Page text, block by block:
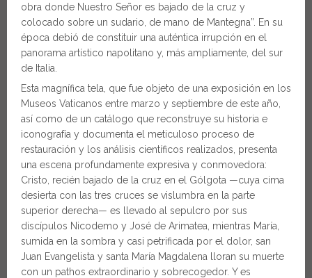
obra donde Nuestro Señor es bajado de la cruz y
colocado sobre un sudario, de mano de Mantegna”. En su
época debió de constituir una auténtica irrupción en el
panorama artístico napolitano y, más ampliamente, del sur
de Italia.
Esta magnífica tela, que fue objeto de una exposición en los
Museos Vaticanos entre marzo y septiembre de este año,
así como de un catálogo que reconstruye su historia e
iconografía y documenta el meticuloso proceso de
restauración y los análisis científicos realizados, presenta
una escena profundamente expresiva y conmovedora:
Cristo, recién bajado de la cruz en el Gólgota —cuya cima
desierta con las tres cruces se vislumbra en la parte
superior derecha— es llevado al sepulcro por sus
discípulos Nicodemo y José de Arimatea, mientras María,
sumida en la sombra y casi petrificada por el dolor, san
Juan Evangelista y santa María Magdalena lloran su muerte
con un pathos extraordinario y sobrecogedor. Y es